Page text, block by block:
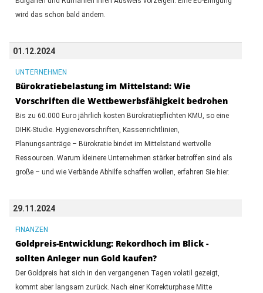
wird das schon bald ändern.
01.12.2024
UNTERNEHMEN
Bürokratiebelastung im Mittelstand: Wie
Vorschriften die Wettbewerbsfähigkeit bedrohen
Bis zu 60.000 Euro jährlich kosten Bürokratiepflichten KMU, so eine
DIHK-Studie. Hygienevorschriften, Kassenrichtlinien,
Planungsanträge – Bürokratie bindet im Mittelstand wertvolle
Ressourcen. Warum kleinere Unternehmen stärker betroffen sind als
große – und wie Verbände Abhilfe schaffen wollen, erfahren Sie hier.
29.11.2024
FINANZEN
Goldpreis-Entwicklung: Rekordhoch im Blick -
sollten Anleger nun Gold kaufen?
Der Goldpreis hat sich in den vergangenen Tagen volatil gezeigt,
kommt aber langsam zurück. Nach einer Korrekturphase Mitte